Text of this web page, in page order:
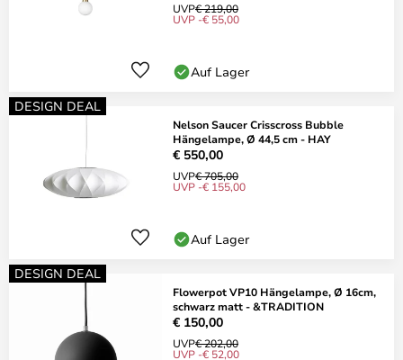
UVP€ 219,00
UVP -€ 55,00
Auf Lager
DESIGN DEAL
Nelson Saucer Crisscross Bubble
Hängelampe, Ø 44,5 cm - HAY
€ 550,00
UVP€ 705,00
UVP -€ 155,00
Auf Lager
DESIGN DEAL
Flowerpot VP10 Hängelampe, Ø 16cm,
schwarz matt - &TRADITION
€ 150,00
UVP€ 202,00
UVP -€ 52,00